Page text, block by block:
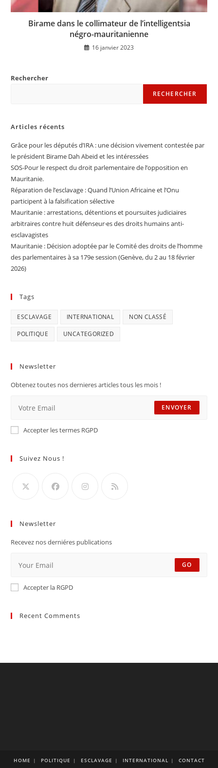
Birame dans le collimateur de l’intelligentsia
négro-mauritanienne
16 janvier 2023
Rechercher
RECHERCHER
Articles récents
Grâce pour les députés d’IRA : une décision vivement contestée par
le président Birame Dah Abeid et les intéressées
SOS-Pour le respect du droit parlementaire de l’opposition en
Mauritanie.
Réparation de l’esclavage : Quand l’Union Africaine et l’Onu
participent à la falsification sélective
Mauritanie : arrestations, détentions et poursuites judiciaires
arbitraires contre huit défenseur·es des droits humains anti-
esclavagistes
Mauritanie : Décision adoptée par le Comité des droits de l’homme
des parlementaires à sa 179e session (Genève, du 2 au 18 février
2026)
Tags
ESCLAVAGE INTERNATIONAL NON CLASSÉ
POLITIQUE UNCATEGORIZED
Newsletter
Obtenez toutes nos dernieres articles tous les mois !
ENVOYER
Accepter les termes RGPD
Suivez Nous !
Newsletter
Recevez nos derniéres publications
GO
Accepter la RGPD
Recent Comments
HOME POLITIQUE ESCLAVAGE INTERNATIONAL CONTACT